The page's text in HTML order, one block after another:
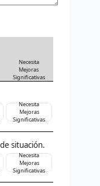
Necesita
Mejoras
Significativas
Necesita
Mejoras
Significativas
situación.
Necesita
Mejoras
Significativas